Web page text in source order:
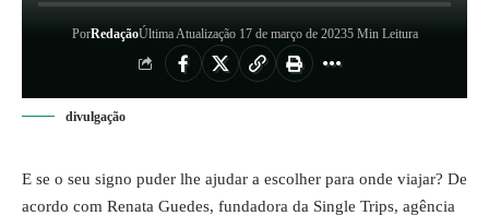
PorRedaçãoÚltima Atualização 17 de março de 20235 Min Leitura
divulgação
E se o seu signo puder lhe ajudar a escolher para onde viajar? De
acordo com Renata Guedes, fundadora da Single Trips, agência